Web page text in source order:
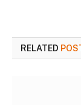
RELATED